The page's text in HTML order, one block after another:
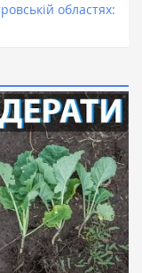
областях: